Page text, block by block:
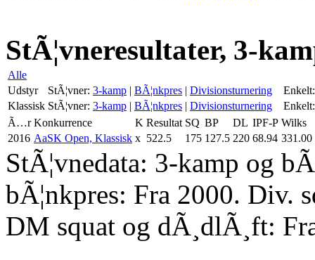
StÃ¦vneresultater, 3-
Alle
Udstyr
StÃ¦vner: 3-kamp | BÃ¦nkpres | Divisionsturnering
Enkelt:
Klassisk StÃ¦vner: 3-kamp | BÃ¦nkpres | Divisionsturnering
Enkelt:
Ã…r Konkurrence K Resultat SQ BP DL IPF-P Wilks
2016 AaSK Open, Klassisk x 522.5 175 127.5 220 68.94 331.00
StÃ¦vnedata: 3-kamp og
bÃ¦nkpres: Fra 2000. Div.
DM squat og dÃ¸dlÃ¸ft: